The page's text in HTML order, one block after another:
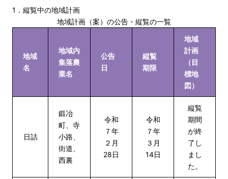
1．縦覧中の地域計画
地域計画（案）の公告・縦覧の一覧
地域
名
地域内
集落農
業名
公告
日
縦覧
期限
地域
計画
（目
標地
図）
日詰
鍛冶
町、寺
小路、
街道、
西裏
令和
７年
２月
28日
令和
７年
３月
14日
縦覧
期間
が終
了し
まし
た。